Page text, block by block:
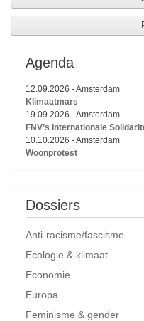
Agenda
12.09.2026 -Amsterdam
Klimaatmars
19.09.2026 -Amsterdam
FNV’s Internationale
10.10.2026 -Amsterdam
Woonprotest
Dossiers
Anti-racisme/fascisme
Ecologie & klimaat
Economie
Europa
Feminisme & gender